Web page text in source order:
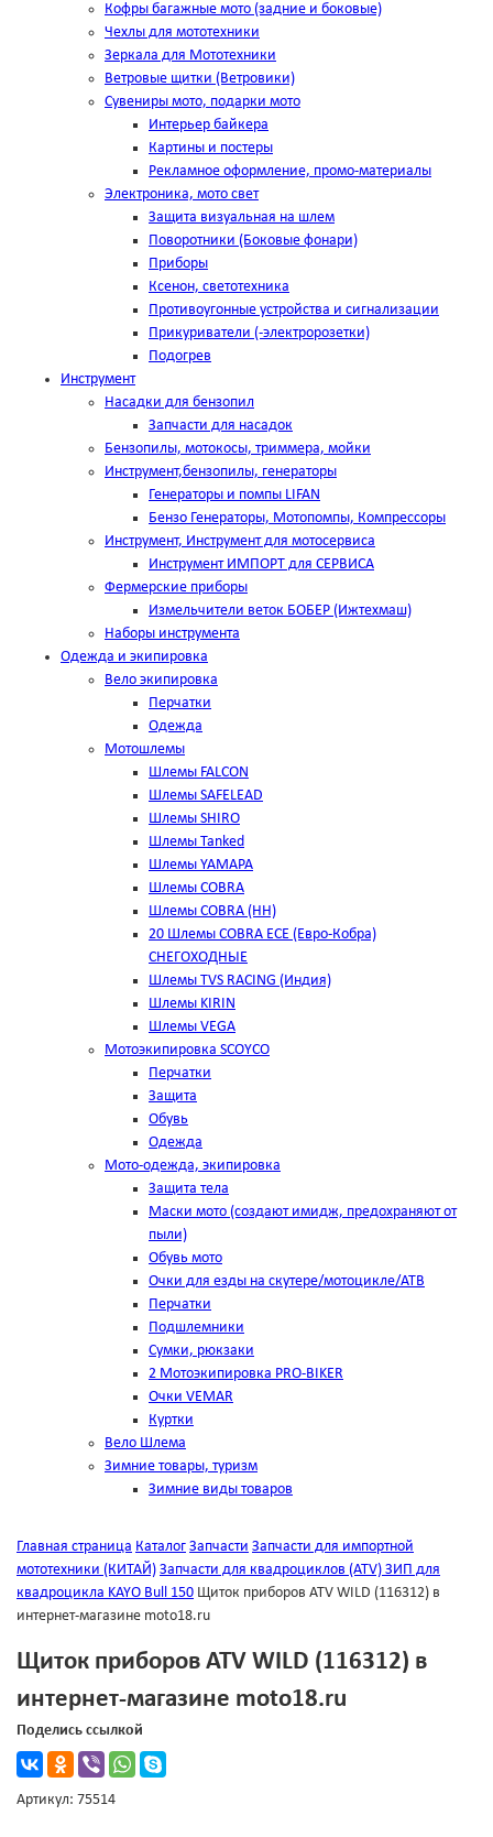
Кофры багажные мото (задние и боковые)
Чехлы для мототехники
Зеркала для Мототехники
Ветровые щитки (Ветровики)
Сувениры мото, подарки мото
Интерьер байкера
Картины и постеры
Рекламное оформление, промо-материалы
Электроника, мото свет
Защита визуальная на шлем
Поворотники (Боковые фонари)
Приборы
Ксенон, светотехника
Противоугонные устройства и сигнализации
Прикуриватели (-электророзетки)
Подогрев
Инструмент
Насадки для бензопил
Запчасти для насадок
Бензопилы, мотокосы, триммера, мойки
Инструмент,бензопилы, генераторы
Генераторы и помпы LIFAN
Бензо Генераторы, Мотопомпы, Компрессоры
Инструмент, Инструмент для мотосервиса
Инструмент ИМПОРТ для СЕРВИСА
Фермерские приборы
Измельчители веток БОБЕР (Ижтехмаш)
Наборы инструмента
Одежда и экипировка
Вело экипировка
Перчатки
Одежда
Мотошлемы
Шлемы FALCON
Шлемы SAFELEAD
Шлемы SHIRO
Шлемы Tanked
Шлемы YAMAPA
Шлемы COBRA
Шлемы COBRA (HH)
20 Шлемы COBRA ECE (Евро-Кобра)
СНЕГОХОДНЫЕ
Шлемы TVS RACING (Индия)
Шлемы KIRIN
Шлемы VEGA
Мотоэкипировка SCOYCO
Перчатки
Защита
Обувь
Одежда
Мото-одежда, экипировка
Защита тела
Маски мото (создают имидж, предохраняют от
пыли)
Обувь мото
Очки для езды на скутере/мотоцикле/АТВ
Перчатки
Подшлемники
Сумки, рюкзаки
2 Мотоэкипировка PRO-BIKER
Очки VEMAR
Куртки
Вело Шлема
Зимние товары, туризм
Зимние виды товаров
Главная страница Каталог Запчасти Запчасти для импортной
мототехники (КИТАЙ) Запчасти для квадроциклов (ATV) ЗИП для
квадроцикла KAYO Bull 150 Щиток приборов ATV WILD (116312) в
интернет-магазине moto18.ru
Щиток приборов ATV WILD (116312) в
интернет-магазине moto18.ru
Поделись ссылкой
Артикул: 75514